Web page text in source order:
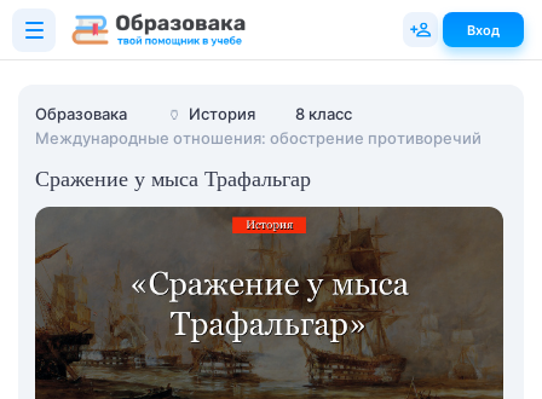
Образовака 🏺 История
8 класс
Международные отношения: обострение противоречий
Сражение у мыса Трафальгар
Вход